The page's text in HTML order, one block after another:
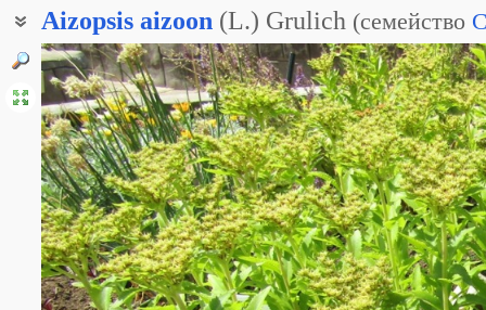
Aizopsis aizoon (L.) Grulich (семейство
Живучник вечноживой
Очиток живучий
Очиток сверхживучий